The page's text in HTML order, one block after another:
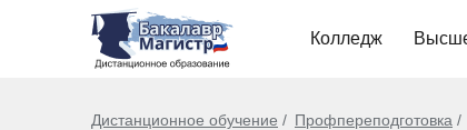
Колледж
Дистанционное обучение Профпереподготовка